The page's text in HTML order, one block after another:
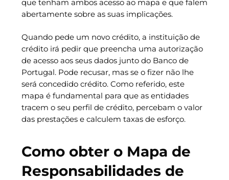
que tenham ambos acesso ao mapa e que falem
abertamente sobre as suas implicações.
Quando pede um novo crédito, a instituição de
crédito irá pedir que preencha uma autorização
de acesso aos seus dados junto do Banco de
Portugal. Pode recusar, mas se o fizer não lhe
será concedido crédito. Como referido, este
mapa é fundamental para que as entidades
tracem o seu perfil de crédito, percebam o valor
das prestações e calculem taxas de esforço.
Como obter o Mapa de
Responsabilidades de